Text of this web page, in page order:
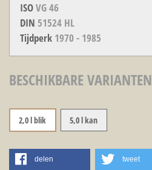
ISOVG 46
DIN 51524 HL
Tijdperk 1970 - 1985
BESCHIKBARE VARIANTEN
2,0 l blik 5,0 l kan
delen tweet